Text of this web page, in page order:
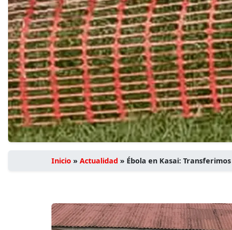
Inicio » Actualidad » Ébola en Kasai: